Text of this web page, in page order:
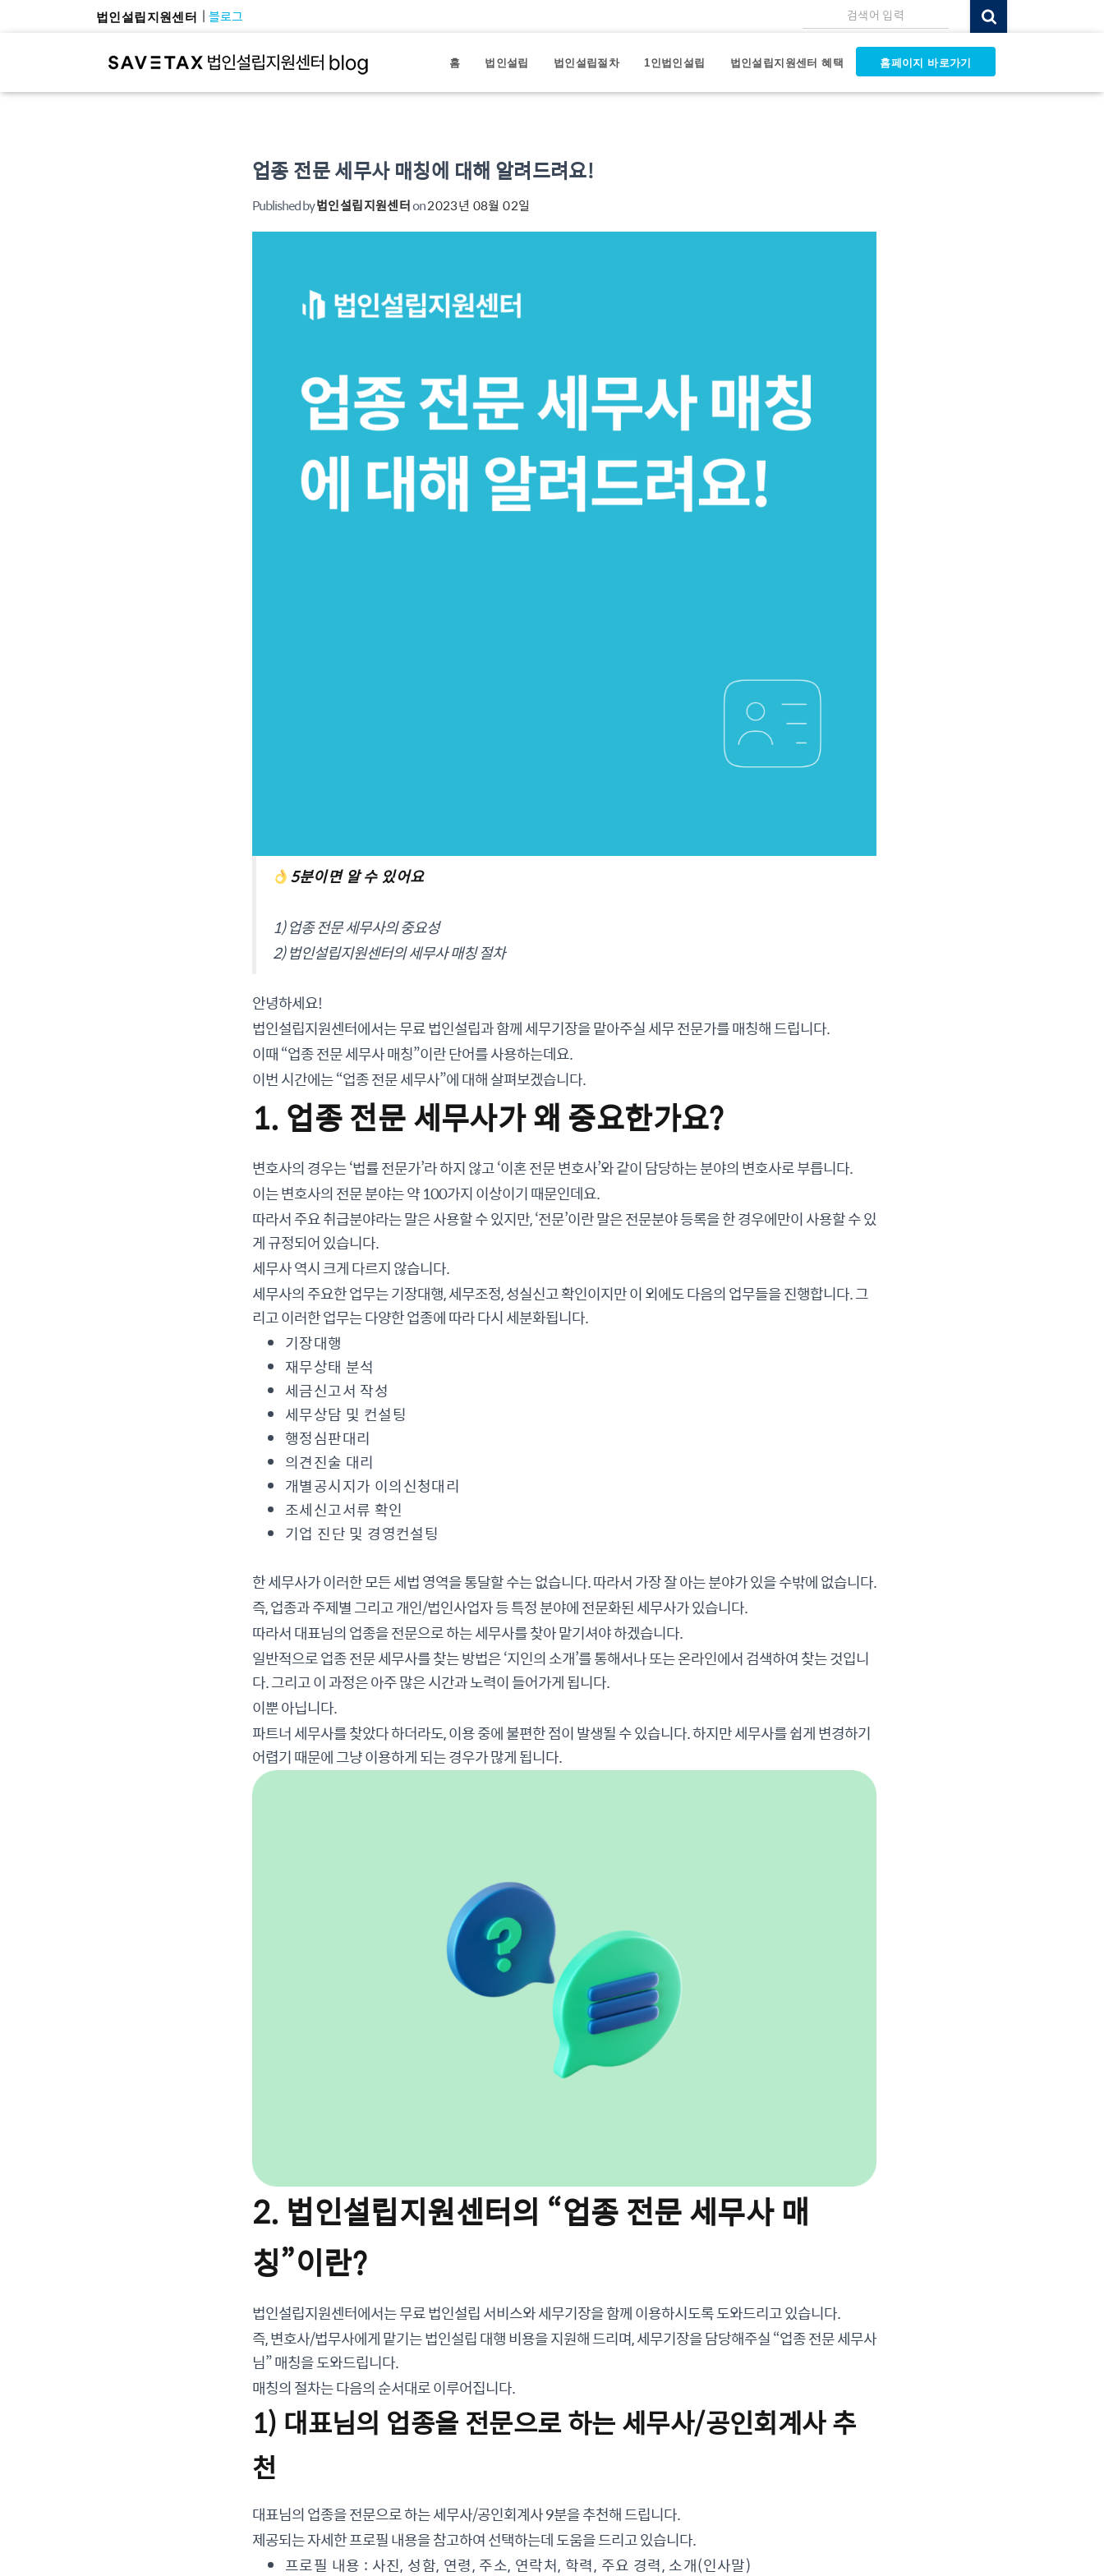
법인설립지원센터 블로그 검색어 입력
홈 법인설립 법인설립절차 1인법인설립 법인설립지원센터 혜택 홈페이지 바로가기
업종 전문 세무사 매칭에 대해 알려드려요!
Published by법인설립지원센터on2023년 08월 02일
5분이면 알 수 있어요
1) 업종 전문 세무사의 중요성
2) 법인설립지원센터의 세무사 매칭 절차
안녕하세요!
법인설립지원센터에서는 무료 법인설립과 함께 세무기장을 맡아주실 세무 전문가를 매칭해 드립니다.
이때 “업종 전문 세무사 매칭”이란 단어를 사용하는데요.
이번 시간에는 “업종 전문 세무사”에 대해 살펴보겠습니다.
1. 업종 전문 세무사가 왜 중요한가요?
변호사의 경우는 ‘법률 전문가’라 하지 않고 ‘이혼 전문 변호사’와 같이 담당하는 분야의 변호사로 부릅니다.
이는 변호사의 전문 분야는 약 100가지 이상이기 때문인데요.
따라서 주요 취급분야라는 말은 사용할 수 있지만, ‘전문’이란 말은 전문분야 등록을 한 경우에만이 사용할 수 있
게 규정되어 있습니다.
세무사 역시 크게 다르지 않습니다.
세무사의 주요한 업무는 기장대행, 세무조정, 성실신고 확인이지만 이 외에도 다음의 업무들을 진행합니다. 그
리고 이러한 업무는 다양한 업종에 따라 다시 세분화됩니다.
기장대행
재무상태 분석
세금신고서 작성
세무상담 및 컨설팅
행정심판대리
의견진술 대리
개별공시지가 이의신청대리
조세신고서류 확인
기업 진단 및 경영컨설팅
한 세무사가 이러한 모든 세법 영역을 통달할 수는 없습니다. 따라서 가장 잘 아는 분야가 있을 수밖에 없습니다.
즉, 업종과 주제별 그리고 개인/법인사업자 등 특정 분야에 전문화된 세무사가 있습니다.
따라서 대표님의 업종을 전문으로 하는 세무사를 찾아 맡기셔야 하겠습니다.
일반적으로 업종 전문 세무사를 찾는 방법은 ‘지인의 소개’를 통해서나 또는 온라인에서 검색하여 찾는 것입니
다. 그리고 이 과정은 아주 많은 시간과 노력이 들어가게 됩니다.
이뿐 아닙니다.
파트너 세무사를 찾았다 하더라도, 이용 중에 불편한 점이 발생될 수 있습니다. 하지만 세무사를 쉽게 변경하기
어렵기 때문에 그냥 이용하게 되는 경우가 많게 됩니다.
2. 법인설립지원센터의 “업종 전문 세무사 매
칭”이란?
법인설립지원센터에서는 무료 법인설립 서비스와 세무기장을 함께 이용하시도록 도와드리고 있습니다.
즉, 변호사/법무사에게 맡기는 법인설립 대행 비용을 지원해 드리며, 세무기장을 담당해주실 “업종 전문 세무사
님” 매칭을 도와드립니다.
매칭의 절차는 다음의 순서대로 이루어집니다.
1) 대표님의 업종을 전문으로 하는 세무사/공인회계사 추
천
대표님의 업종을 전문으로 하는 세무사/공인회계사 9분을 추천해 드립니다.
제공되는 자세한 프로필 내용을 참고하여 선택하는데 도움을 드리고 있습니다.
프로필 내용 : 사진, 성함, 연령, 주소, 연락처, 학력, 주요 경력, 소개(인사말)